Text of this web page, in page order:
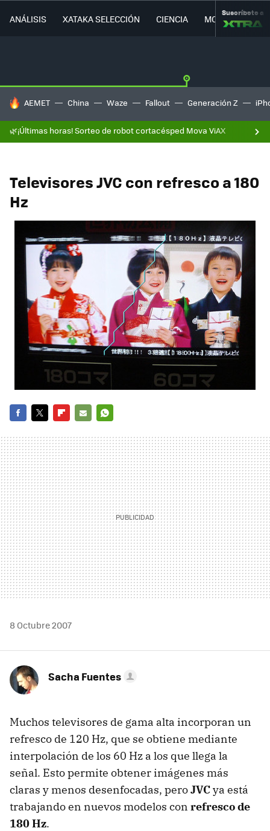
ANÁLISIS XATAKA SELECCIÓN CIENCIA MOVILIDAD
Suscríbete a
HOY SE HABLA DE
AEMET China Waze Fallout Generación Z
🌿¡Últimas horas! Sorteo de robot cortacésped Mova ViAX
Televisores JVC con refresco a 180
Hz
MAIL
8 Octubre 2007
Sacha Fuentes
Muchos televisores de gama alta incorporan un
refresco de 120 Hz, que se obtiene mediante
interpolación de los 60 Hz a los que llega la
señal. Esto permite obtener imágenes más
claras y menos desenfocadas, peroJVCya está
trabajando en nuevos modelos con refresco de
180 Hz.